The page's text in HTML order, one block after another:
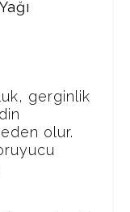
gerginlik
olur.